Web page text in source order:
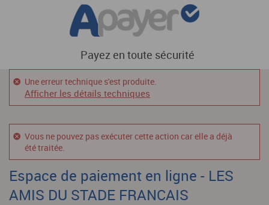
Payez en toute sécurité
Une erreur technique s'est produite.
Afficher les détails techniques
Vous ne pouvez pas exécuter cette action car elle a déjà
été traitée.
Espace de paiement en ligne - LES
AMIS DU STADE FRANCAIS